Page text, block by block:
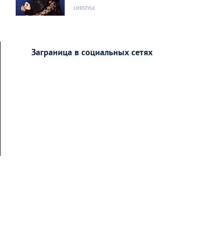
LIFESTYLE
Заграница в социальных сетях